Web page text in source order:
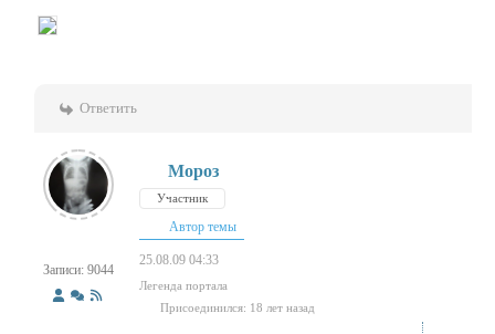
Ответить
Записи: 9044
Мороз
Участник
Автор темы
25.08.09 04:33
Легенда портала
Присоединился: 18 лет назад